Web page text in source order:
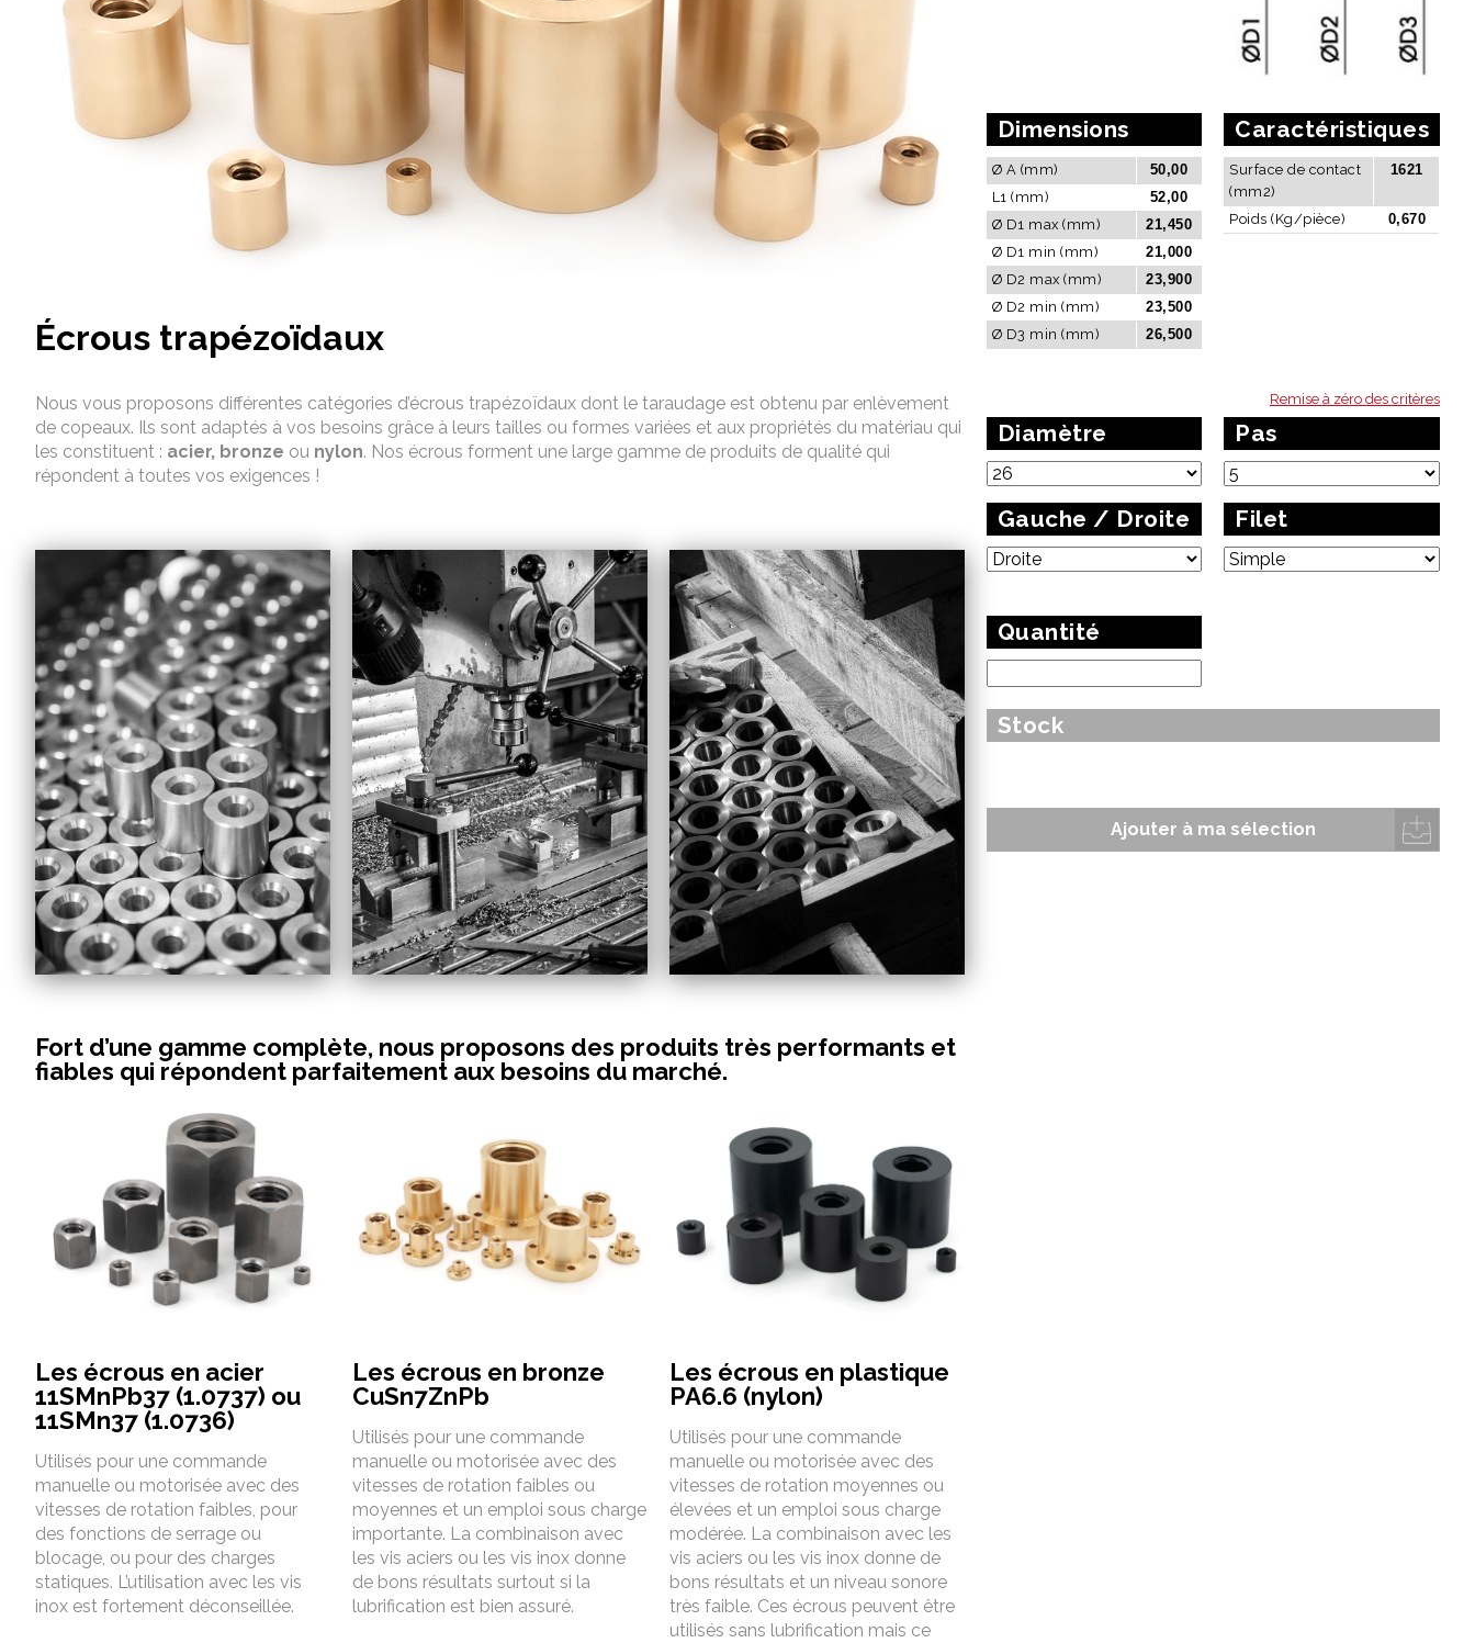
Écrous trapézoïdaux
Nous vous proposons différentes catégories d’écrous trapézoïdaux dont le taraudage est obtenu par enlèvement
de copeaux. Ils sont adaptés à vos besoins grâce à leurs tailles ou formes variées et aux propriétés du matériau qui
les constituent : acier, bronze ou nylon. Nos écrous forment une large gamme de produits de qualité qui
répondent à toutes vos exigences !
Fort d’une gamme complète, nous proposons des produits très performants et
fiables qui répondent parfaitement aux besoins du marché.
Les écrous en acier
11SMnPb37 (1.0737) ou
11SMn37 (1.0736)
Utilisés pour une commande
manuelle ou motorisée avec des
vitesses de rotation faibles, pour
des fonctions de serrage ou
blocage, ou pour des charges
statiques. L’utilisation avec les vis
inox est fortement déconseillée.
Les écrous en bronze
CuSn7ZnPb
Utilisés pour une commande
manuelle ou motorisée avec des
vitesses de rotation faibles ou
moyennes et un emploi sous charge
importante. La combinaison avec
les vis aciers ou les vis inox donne
de bons résultats surtout si la
lubrification est bien assuré.
Les écrous en plastique
PA6.6 (nylon)
Utilisés pour une commande
manuelle ou motorisée avec des
vitesses de rotation moyennes ou
élevées et un emploi sous charge
modérée. La combinaison avec les
vis aciers ou les vis inox donne de
bons résultats et un niveau sonore
très faible. Ces écrous peuvent être
utilisés sans lubrification mais ce
Dimensions
Ø A (mm)
50,00
L1 (mm)
52,00
Ø D1 max (mm)
21,450
Ø D1 min (mm)
21,000
Ø D2 max (mm)
23,900
Ø D2 min (mm)
23,500
Ø D3 min (mm)
26,500
Caractéristiques
Surface de contact
(mm2)
1621
Poids (Kg/pièce) 0,670
Remise à zéro des critères
Diamètre Pas
Gauche / Droite Filet
Quantité
Stock
Ajouter à ma sélection